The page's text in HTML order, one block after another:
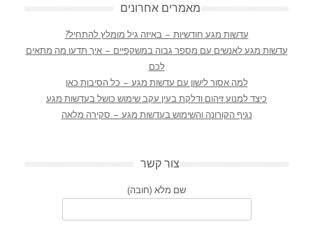
מאמרים אחרונים
עדשות מגע חודשיות – באיזה גיל מומלץ להתחיל?
עדשות מגע לאנשים עם מספר גבוה במשקפיים – איך תדעו מה מתאים
לכם
למה אסור לישון עם עדשות מגע – כל הסיבות כאן
כיצד למנוע זיהום ודלקת בעין עקב שימוש כושל בעדשות מגע
נגיף הקורונה והשימוש בעדשות מגע – סקירה מלאה
צור קשר
שם מלא (חובה)